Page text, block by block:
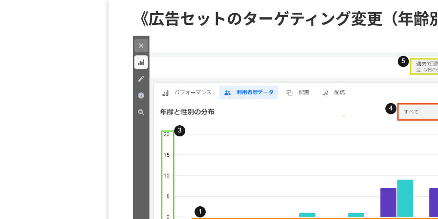
《広告セットのターゲティング変更（年齢